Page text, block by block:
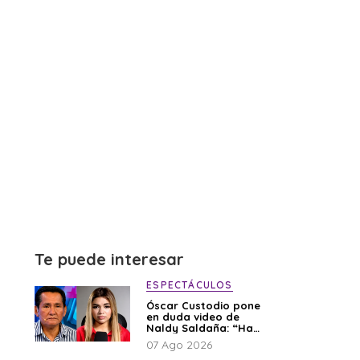
Te puede interesar
ESPECTÁCULOS
Óscar Custodio pone
en duda video de
Naldy Saldaña: “Hay
cosas que de repente
se han editado”
07 Ago 2026